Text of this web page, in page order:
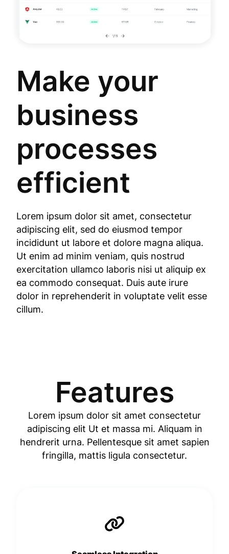
Make your
business
processes
efficient
Lorem ipsum dolor sit amet, consectetur
adipiscing elit, sed do eiusmod tempor
incididunt ut labore et dolore magna aliqua.
Ut enim ad minim veniam, quis nostrud
exercitation ullamco laboris nisi ut aliquip ex
ea commodo consequat. Duis aute irure
dolor in reprehenderit in voluptate velit esse
cillum.
Features
Lorem ipsum dolor sit amet consectetur
adipiscing elit Ut et massa mi. Aliquam in
hendrerit urna. Pellentesque sit amet sapien
fringilla, mattis ligula consectetur.